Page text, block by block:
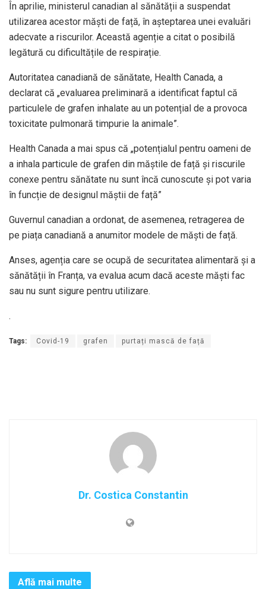
În aprilie, ministerul canadian al sănătății a suspendat
utilizarea acestor măști de față, în așteptarea unei evaluări
adecvate a riscurilor. Această agenție a citat o posibilă
legătură cu dificultățile de respirație.
Autoritatea canadiană de sănătate, Health Canada, a
declarat că „evaluarea preliminară a identificat faptul că
particulele de grafen inhalate au un potențial de a provoca
toxicitate pulmonară timpurie la animale”.
Health Canada a mai spus că „potențialul pentru oameni de
a inhala particule de grafen din măștile de față și riscurile
conexe pentru sănătate nu sunt încă cunoscute și pot varia
în funcție de designul măștii de față”
Guvernul canadian a ordonat, de asemenea, retragerea de
pe piața canadiană a anumitor modele de măști de față.
Anses, agenția care se ocupă de securitatea alimentară și a
sănătății în Franța, va evalua acum dacă aceste măști fac
sau nu sunt sigure pentru utilizare.
.
Tags: Covid-19 grafen purtați mască de față
Dr. Costica Constantin
Află mai multe